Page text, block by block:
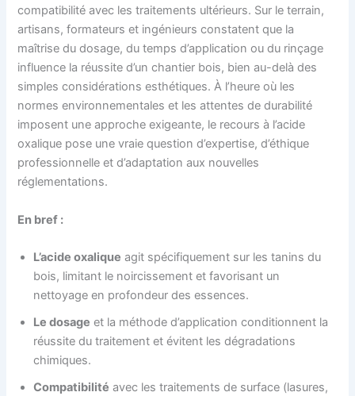
compatibilité avec les traitements ultérieurs. Sur le terrain,
artisans, formateurs et ingénieurs constatent que la
maîtrise du dosage, du temps d’application ou du rinçage
influence la réussite d’un chantier bois, bien au-delà des
simples considérations esthétiques. À l’heure où les
normes environnementales et les attentes de durabilité
imposent une approche exigeante, le recours à l’acide
oxalique pose une vraie question d’expertise, d’éthique
professionnelle et d’adaptation aux nouvelles
réglementations.
En bref :
L’acide oxalique agit spécifiquement sur les tanins du
bois, limitant le noircissement et favorisant un
nettoyage en profondeur des essences.
Le dosage et la méthode d’application conditionnent la
réussite du traitement et évitent les dégradations
chimiques.
Compatibilité avec les traitements de surface (lasures,